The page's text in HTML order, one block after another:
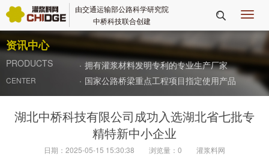
切
换
航

由交通运输部公路科学研究院
中桥科技联合创建
资讯中心
PRODUCTS
CENTER
· 拥有灌浆材料发明专利的专业生产厂家
· 国家公路桥梁重点工程项目指定使用产品
湖北中桥科技有限公司成功入选湖北省七批专
精特新中小企业
日期：2025-05-15 15:30:38 浏览量： 0 灌浆料网